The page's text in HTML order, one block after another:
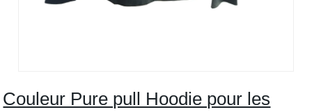
Couleur Pure pull Hoodie pour les